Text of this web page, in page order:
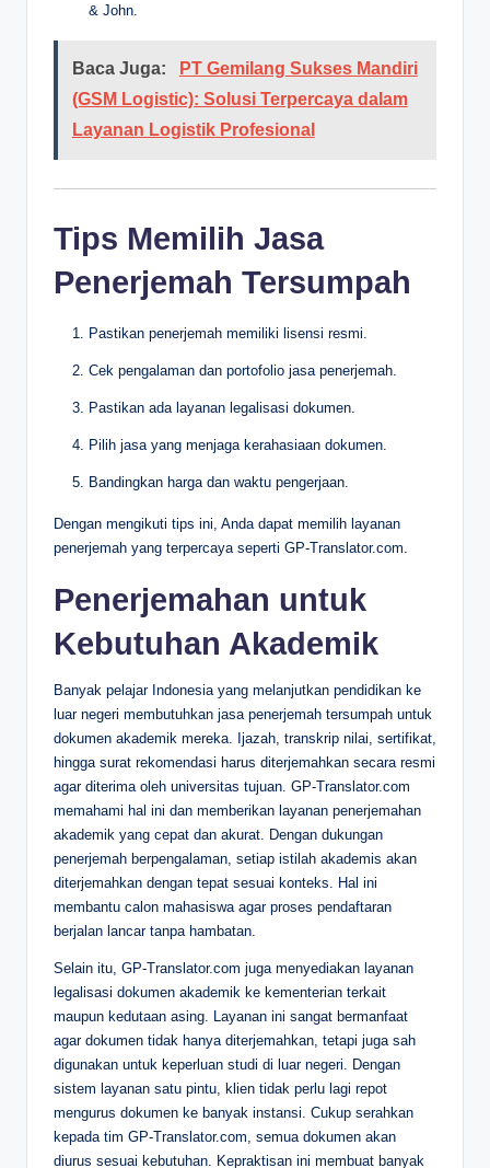
& John.
Baca Juga:
PT Gemilang Sukses Mandiri
(GSM Logistic): Solusi Terpercaya dalam
Layanan Logistik Profesional
Tips Memilih Jasa
Penerjemah Tersumpah
Pastikan penerjemah memiliki lisensi resmi.
Cek pengalaman dan portofolio jasa penerjemah.
Pastikan ada layanan legalisasi dokumen.
Pilih jasa yang menjaga kerahasiaan dokumen.
Bandingkan harga dan waktu pengerjaan.
Dengan mengikuti tips ini, Anda dapat memilih layanan
penerjemah yang terpercaya seperti GP-Translator.com.
Penerjemahan untuk
Kebutuhan Akademik
Banyak pelajar Indonesia yang melanjutkan pendidikan ke
luar negeri membutuhkan jasa penerjemah tersumpah untuk
dokumen akademik mereka. Ijazah, transkrip nilai, sertifikat,
hingga surat rekomendasi harus diterjemahkan secara resmi
agar diterima oleh universitas tujuan. GP-Translator.com
memahami hal ini dan memberikan layanan penerjemahan
akademik yang cepat dan akurat. Dengan dukungan
penerjemah berpengalaman, setiap istilah akademis akan
diterjemahkan dengan tepat sesuai konteks. Hal ini
membantu calon mahasiswa agar proses pendaftaran
berjalan lancar tanpa hambatan.
Selain itu, GP-Translator.com juga menyediakan layanan
legalisasi dokumen akademik ke kementerian terkait
maupun kedutaan asing. Layanan ini sangat bermanfaat
agar dokumen tidak hanya diterjemahkan, tetapi juga sah
digunakan untuk keperluan studi di luar negeri. Dengan
sistem layanan satu pintu, klien tidak perlu lagi repot
mengurus dokumen ke banyak instansi. Cukup serahkan
kepada tim GP-Translator.com, semua dokumen akan
diurus sesuai kebutuhan. Kepraktisan ini membuat banyak